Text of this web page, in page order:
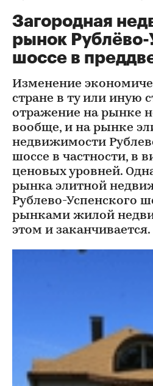
Загородная
рынок Рублёво-
шоссе в
Изменение
стране в ту или иную
отражение на рынке
вообще, и на рынке
недвижимости
шоссе в частности, в
ценовых уровней.
рынка элитной
Рублево-Успенского
рынками жилой
этом и заканчивается.